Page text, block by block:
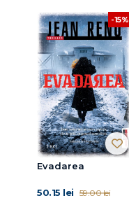
-15%
Evadarea
50.15 lei 59.00 lei